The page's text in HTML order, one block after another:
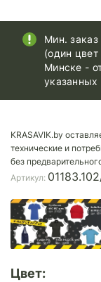
Мин. заказ
(один
Минске -
KRASAVIK.by
технические и
без
Артикул:
Цвет: